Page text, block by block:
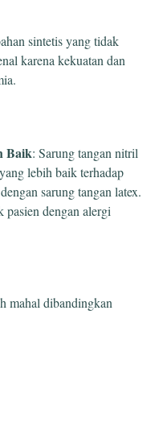
sintetis yang tidak
karena kekuatan dan
Baik: Sarung tangan nitril
lebih baik terhadap
sarung tangan latex.
pasien dengan alergi
mahal dibandingkan